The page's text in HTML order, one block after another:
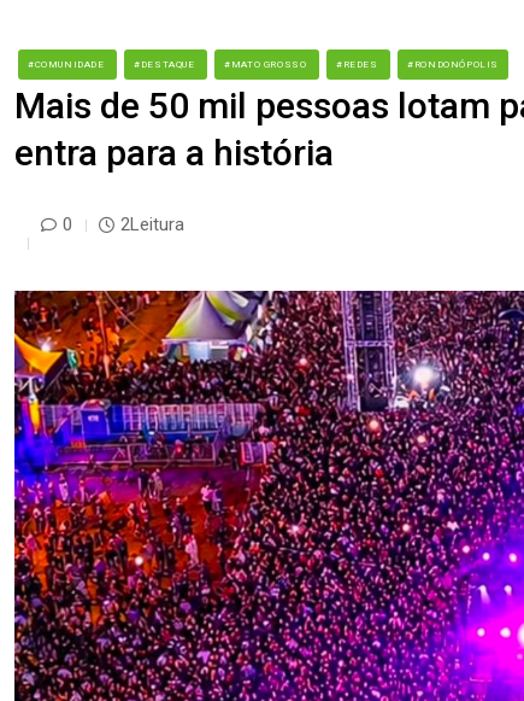
#COMUNIDADE #DESTAQUE #MATO GROSSO #REDES #RONDONÓPOLIS
Mais de 50 mil pessoas lotam
entra para a história
0 2Leitura